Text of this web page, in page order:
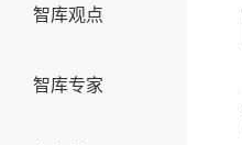
智库观点
智库专家